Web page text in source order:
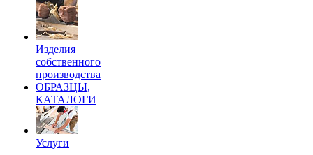
Изделия
собственного
производства
ОБРАЗЦЫ,
КАТАЛОГИ
Услуги